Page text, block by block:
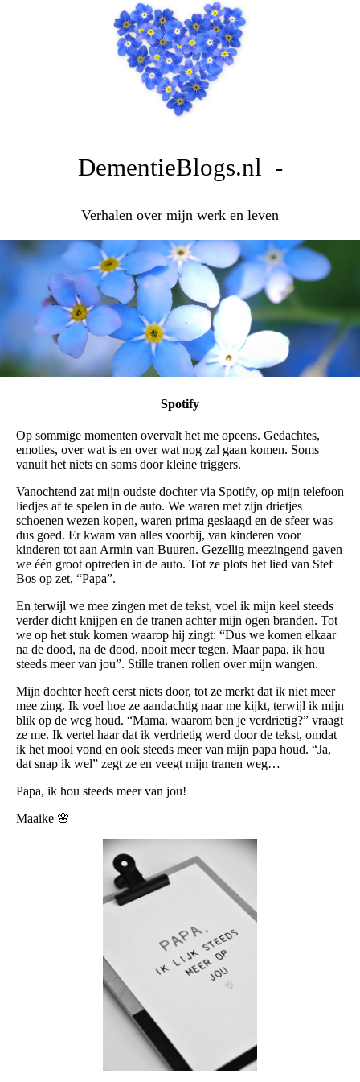
DementieBlogs.nl -
Verhalen over mijn werk en leven
Spotify
Op sommige momenten overvalt het me opeens. Gedachtes,
emoties, over wat is en over wat nog zal gaan komen. Soms
vanuit het niets en soms door kleine triggers.
Vanochtend zat mijn oudste dochter via Spotify, op mijn telefoon
liedjes af te spelen in de auto. We waren met zijn drietjes
schoenen wezen kopen, waren prima geslaagd en de sfeer was
dus goed. Er kwam van alles voorbij, van kinderen voor
kinderen tot aan Armin van Buuren. Gezellig meezingend gaven
we één groot optreden in de auto. Tot ze plots het lied van Stef
Bos op zet, “Papa”.
En terwijl we mee zingen met de tekst, voel ik mijn keel steeds
verder dicht knijpen en de tranen achter mijn ogen branden. Tot
we op het stuk komen waarop hij zingt: “Dus we komen elkaar
na de dood, na de dood, nooit meer tegen. Maar papa, ik hou
steeds meer van jou”. Stille tranen rollen over mijn wangen.
Mijn dochter heeft eerst niets door, tot ze merkt dat ik niet meer
mee zing. Ik voel hoe ze aandachtig naar me kijkt, terwijl ik mijn
blik op de weg houd. “Mama, waarom ben je verdrietig?” vraagt
ze me. Ik vertel haar dat ik verdrietig werd door de tekst, omdat
ik het mooi vond en ook steeds meer van mijn papa houd. “Ja,
dat snap ik wel” zegt ze en veegt mijn tranen weg…
Papa, ik hou steeds meer van jou!
Maaike 🌸